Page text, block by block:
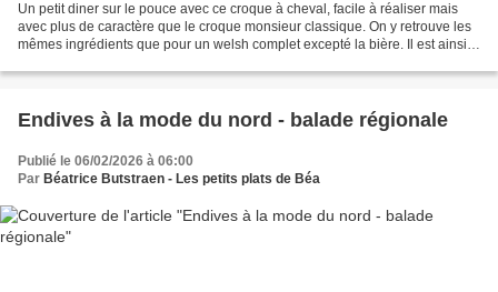
Un petit diner sur le pouce avec ce croque à cheval, facile à réaliser mais
avec plus de caractère que le croque monsieur classique. On y retrouve les
mêmes ingrédients que pour un welsh complet excepté la bière. Il est ainsi
Endives à la mode du nord - balade régionale
Publié le 06/02/2026 à 06:00
Par Béatrice Butstraen - Les petits plats de Béa